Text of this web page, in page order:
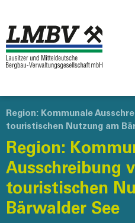
Region: Kommunale
touristischen Nutzung am
Region:
Ausschreibung
touristischen
Bärwalder See